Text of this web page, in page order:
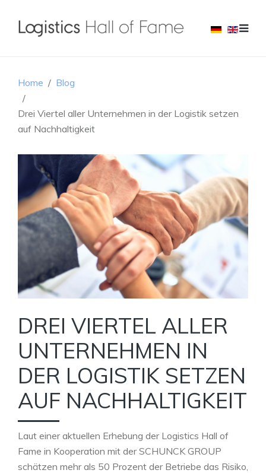
Home Blog
Drei Viertel aller Unternehmen in der Logistik setzen
auf Nachhaltigkeit
DREI VIERTEL ALLER
UNTERNEHMEN IN
DER LOGISTIK SETZEN
AUF NACHHALTIGKEIT
Laut einer aktuellen Erhebung der Logistics Hall of
Fame in Kooperation mit der SCHUNCK GROUP
schätzen mehr als 50 Prozent der Betriebe das Risiko,